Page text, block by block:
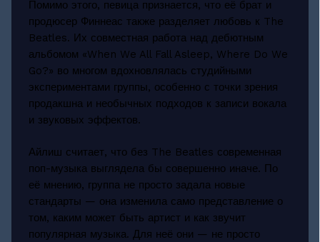
Помимо этого, певица признается, что её брат и
продюсер Финнеас также разделяет любовь к The
Beatles. Их совместная работа над дебютным
альбомом «When We All Fall Asleep, Where Do We
Go?» во многом вдохновлялась студийными
экспериментами группы, особенно с точки зрения
продакшна и необычных подходов к записи вокала
и звуковых эффектов.
Айлиш считает, что без The Beatles современная
поп-музыка выглядела бы совершенно иначе. По
её мнению, группа не просто задала новые
стандарты — она изменила само представление о
том, каким может быть артист и как звучит
популярная музыка. Для неё они — не просто